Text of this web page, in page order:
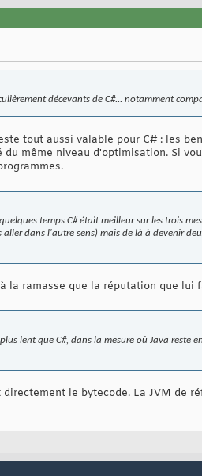
décevants de C#... notamment
tout aussi valable pour C# : les
même niveau d'optimisation. Si
temps C# était meilleur sur les trois
dans l'autre sens) mais de là à devenir
la ramasse que la réputation que
lent que C#, dans la mesure où Java reste
le bytecode. La JVM de